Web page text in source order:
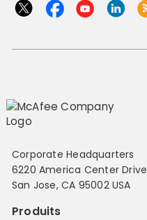
Corporate Headquarters
6220 America Center Drive
San Jose, CA 95002 USA
Produits